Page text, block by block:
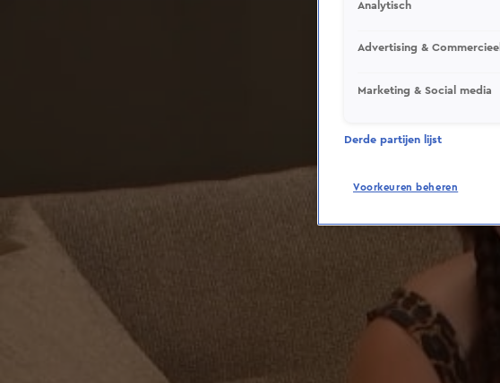
Analytisch
Advertising & Commercieel
Marketing & Social media
Derde partijen lijst
Voorkeuren beheren